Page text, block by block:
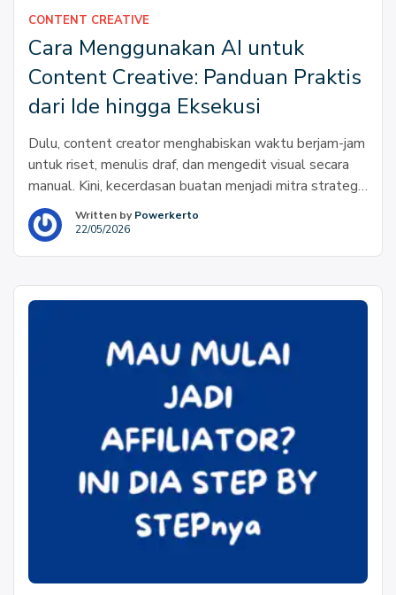
CONTENT CREATIVE
Cara Menggunakan AI untuk
Content Creative: Panduan Praktis
dari Ide hingga Eksekusi
Dulu, content creator menghabiskan waktu berjam-jam
untuk riset, menulis draf, dan mengedit visual secara
manual. Kini, kecerdasan buatan menjadi mitra strategis
yang mengubah alur kerja secara drastis. Artikel ini
bukan hanya panduan teknis, melainkan peta jalan bagi
era Revolusi Industri 4.0 […]
Written byPowerkerto
22/05/2026